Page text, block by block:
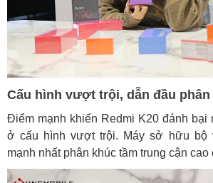
Cấu hình vượt trội, dẫn đầu
Điểm mạnh khiến Redmi K20 đánh bại
ở cấu hình vượt trội. Máy sở hữu bộ
mạnh nhất phân khúc tầm trung cận cao